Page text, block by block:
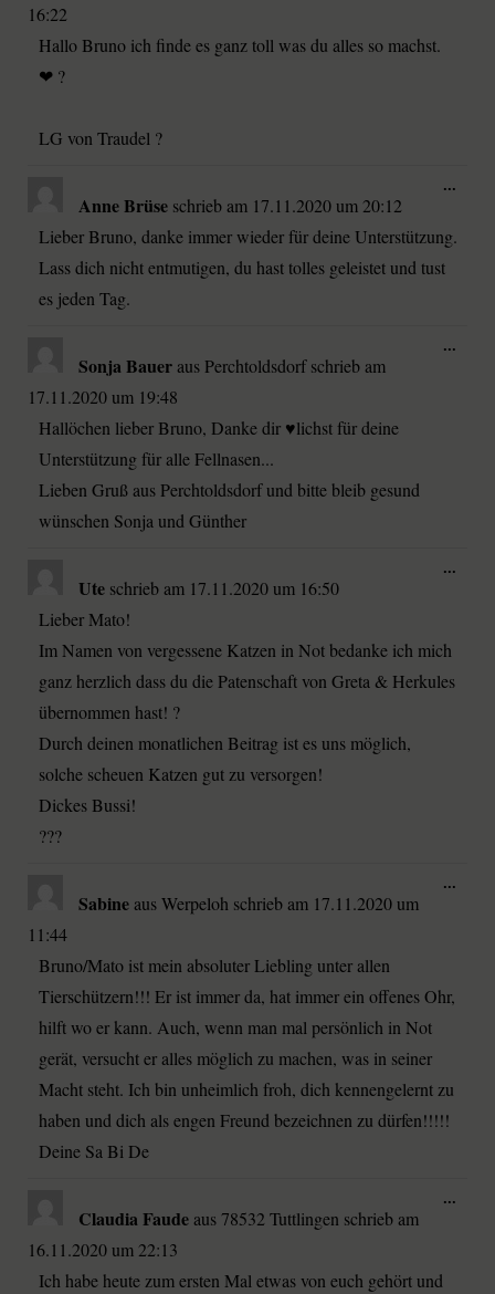
16:22
Hallo Bruno ich finde es ganz toll was du alles so machst.
❤ ?
LG von Traudel ?
Anne Brüse schrieb am 17.11.2020um 20:12
Lieber Bruno, danke immer wieder für deine Unterstützung.
Lass dich nicht entmutigen, du hast tolles geleistet und tust
es jeden Tag.
...
Sonja Bauer aus Perchtoldsdorf schrieb am
17.11.2020um 19:48
Hallöchen lieber Bruno, Danke dir ♥️lichst für deine
Unterstützung für alle Fellnasen...
Lieben Gruß aus Perchtoldsdorf und bitte bleib gesund
wünschen Sonja und Günther
...
Ute schrieb am 17.11.2020um 16:50
Lieber Mato!
Im Namen von vergessene Katzen in Not bedanke ich mich
ganz herzlich dass du die Patenschaft von Greta & Herkules
übernommen hast! ?
Durch deinen monatlichen Beitrag ist es uns möglich,
solche scheuen Katzen gut zu versorgen!
Dickes Bussi!
???
...
Sabine ausWerpeloh schrieb am 17.11.2020um
11:44
Bruno/Mato ist mein absoluter Liebling unter allen
Tierschützern!!! Er ist immer da, hat immer ein offenes Ohr,
hilft wo er kann. Auch, wenn man mal persönlich in Not
gerät, versucht er alles möglich zu machen, was in seiner
Macht steht. Ich bin unheimlich froh, dich kennengelernt zu
haben und dich als engen Freund bezeichnen zu dürfen!!!!!
Deine Sa Bi De
...
Claudia Faude aus78532 Tuttlingen schrieb am
16.11.2020um 22:13
Ich habe heute zum ersten Mal etwas von euch gehört und
...